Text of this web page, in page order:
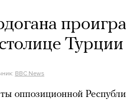
Турции
BBC News
оппозиционной